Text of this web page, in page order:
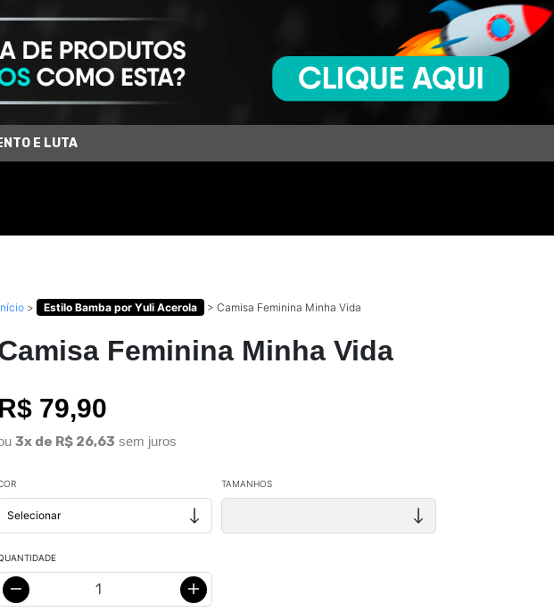
E LUTA
> Estilo Bamba por Yuli Acerola > Camisa Feminina Minha Vida
Feminina Minha Vida
R$ 79,90
3x de R$ 26,63 sem juros
TAMANHOS